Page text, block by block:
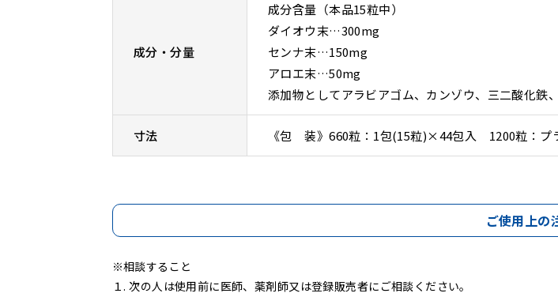
成分・分量
成分含量（本品15粒中）
ダイオウ末…300mg
センナ末…150mg
アロエ末…50mg
添加物としてアラビアゴム、カンゾウ、三二酸化鉄
寸法 《包 装》660粒：1包(15粒)×44包入 1200粒：プ
ご使用上の
相談すること
１. 次の人は使用前に医師、薬剤師又は登録販売者にご相談ください。